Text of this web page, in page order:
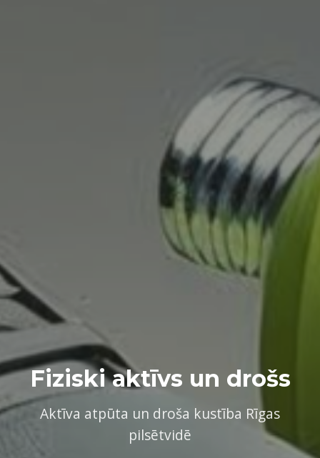
Fiziski aktīvs un drošs
Aktīva atpūta un droša kustība Rīgas
pilsētvidē